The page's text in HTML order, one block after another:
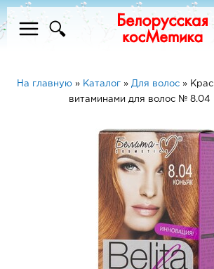
На главную» Каталог» Для волос»
витаминами для волос № 8.04